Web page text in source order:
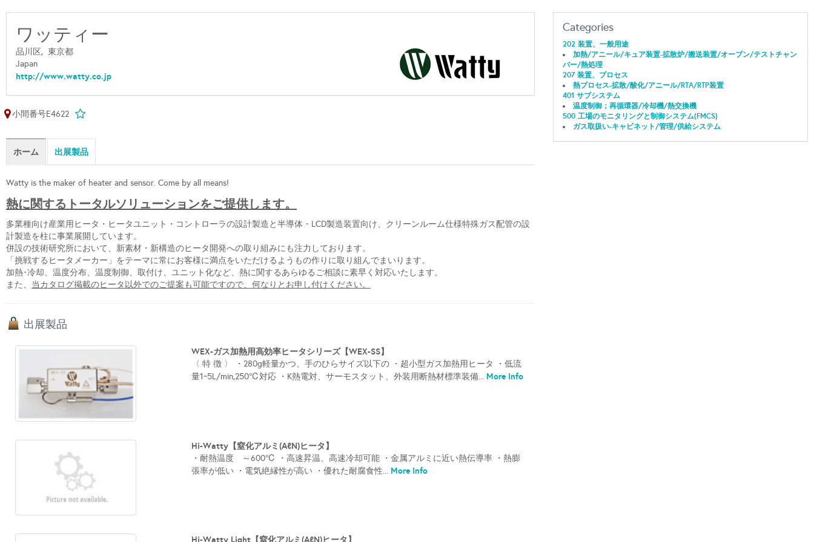
ワッティー
品川区, 東京都
Japan
http://www.watty.co.jp
小間番号E4622
ホーム 出展製品
Watty is the maker of heater and sensor. Come by all means!
熱に関するトータルソリューションをご提供します。
多業種向け産業用ヒータ・ヒータユニット・コントローラの設計製造と半導体・LCD製造装置向け、クリーンルーム仕様特殊ガス配管の設
計製造を柱に事業展開しています。
併設の技術研究所において、新素材・新構造のヒータ開発への取り組みにも注力しております。
「挑戦するヒータメーカー」をテーマに常にお客様に満点をいただけるようもの作りに取り組んでまいります。
加熱･冷却、温度分布、温度制御、取付け、ユニット化など、熱に関するあらゆるご相談に素早く対応いたします。
また、 当カタログ掲載のヒータ以外でのご提案も可能ですので、何なりとお申し付けください。
出展製品
WEX-ガス加熱用高効率ヒータシリーズ【WEX-SS】
〈 特 徴 〉 ・280g軽量かつ、手のひらサイズ以下の ・超小型ガス加熱用ヒータ ・低流
量1~5L/min,250℃対応 ・K熱電対、サーモスタット、外装用断熱材標準装備...More Info
Hi-Watty【窒化アルミ(AℓN)ヒータ】
・耐熱温度 ～600℃ ・高速昇温、高速冷却可能 ・金属アルミに近い熱伝導率 ・熱膨
張率が低い ・電気絶縁性が高い ・優れた耐腐食性... More Info
Hi-Watty Light【窒化アルミ(AℓN)ヒータ】
Categories
202 装置、一般用途
加熱/アニール/キュア装置-拡散炉/搬送装置/オーブン/テストチャン
バー/熱処理
207 装置、プロセス
熱プロセス-拡散/酸化/アニール/RTA/RTP装置
401 サブシステム
温度制御；再循環器/冷却機/熱交換機
500 工場のモニタリングと制御システム(FMCS)
ガス取扱い-キャビネット/管理/供給システム